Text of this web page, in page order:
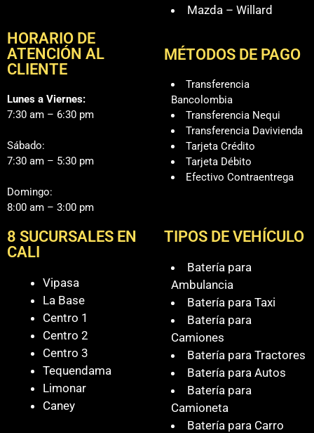
HORARIO DE
ATENCIÓN AL
CLIENTE
Lunes a Viernes:
7:30 am – 6:30 pm
Sábado:
7:30 am – 5:30 pm
Domingo:
8:00 am – 3:00 pm
Mazda – Willard
MÉTODOS DE PAGO
Transferencia
Bancolombia
Transferencia Nequi
Transferencia Davivienda
Tarjeta Crédito
Tarjeta Débito
Efectivo Contraentrega
8 SUCURSALES EN
CALI
Vipasa
La Base
Centro 1
Centro 2
Centro 3
Tequendama
Limonar
Caney
TIPOS DE VEHÍCULO
Batería para
Ambulancia
Batería para Taxi
Batería para
Camiones
Batería para Tractores
Batería para Autos
Batería para
Camioneta
Batería para Carro